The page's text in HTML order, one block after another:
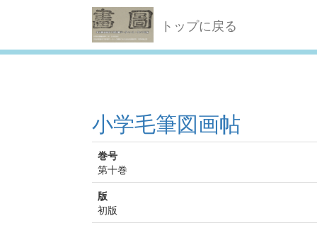
トップに戻る
小学毛筆図画帖
巻号
第十巻
版
初版